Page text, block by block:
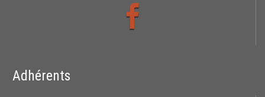
Adhérents